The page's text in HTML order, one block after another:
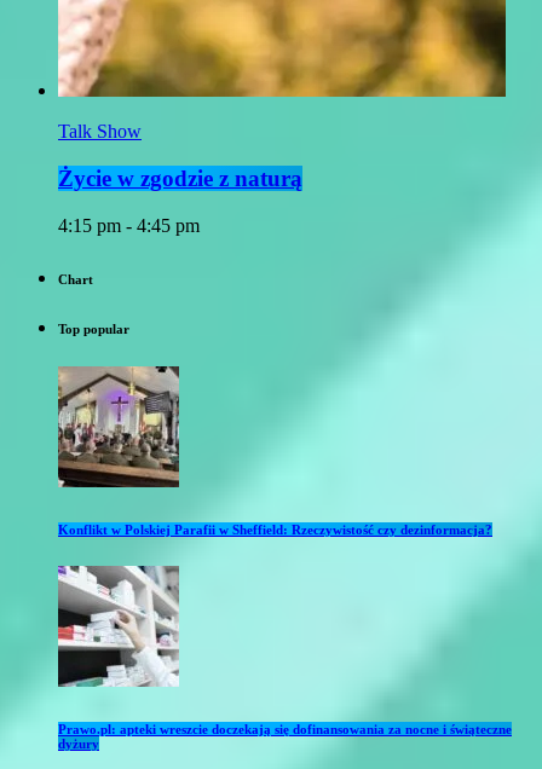
Talk Show
Życie w zgodzie z naturą
4:15 pm - 4:45 pm
Chart
Top popular
Konflikt w Polskiej Parafii w Sheffield: Rzeczywistość czy dezinformacja?
Prawo.pl: apteki wreszcie doczekają się dofinansowania za nocne i świąteczne
dyżury